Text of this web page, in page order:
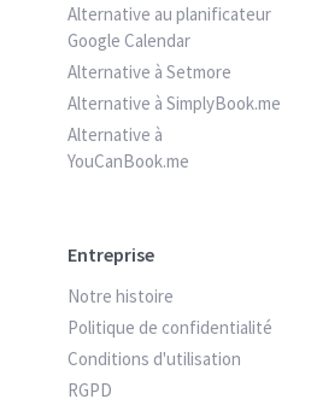
Alternative au planificateur
Google Calendar
Alternative à Setmore
Alternative à SimplyBook.me
Alternative à
YouCanBook.me
Entreprise
Notre histoire
Politique de confidentialité
Conditions d'utilisation
RGPD